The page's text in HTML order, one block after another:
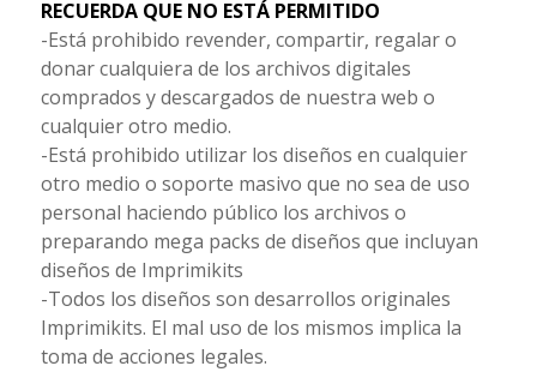
RECUERDA QUE NO ESTÁ PERMITIDO
-Está prohibido revender, compartir, regalar o
donar cualquiera de los archivos digitales
comprados y descargados de nuestra web o
cualquier otro medio.
-Está prohibido utilizar los diseños en cualquier
otro medio o soporte masivo que no sea de uso
personal haciendo público los archivos o
preparando mega packs de diseños que incluyan
diseños de Imprimikits
-Todos los diseños son desarrollos originales
Imprimikits. El mal uso de los mismos implica la
toma de acciones legales.